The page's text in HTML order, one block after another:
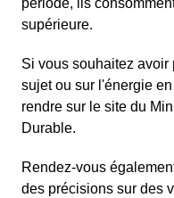
période, ils
supérieure.
Si vous souhaitez
sujet ou sur l'énergie
rendre sur le site du
Durable.
Rendez-vous
des précisions sur des